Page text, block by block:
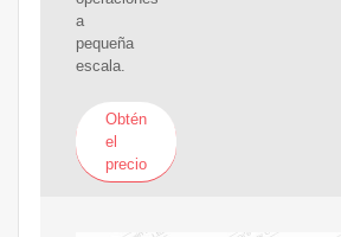
a
pequeña
escala.
Obtén
el
precio